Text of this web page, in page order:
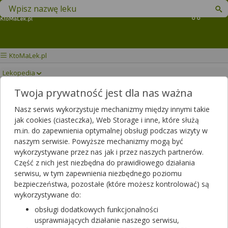
Koszyk
Znajdź lek w swojej okolicy
KtoMaLek.pl
Lekopedia
ZYBAN Drukuj/Zapisz
Zyban
Twoja prywatność jest dla nas ważna
Nasz serwis wykorzystuje mechanizmy między innymi takie
jak cookies (ciasteczka), Web Storage i inne, które służą
m.in. do zapewnienia optymalnej obsługi podczas wizyty w
naszym serwisie. Powyższe mechanizmy mogą być
wykorzystywane przez nas jak i przez naszych partnerów.
Część z nich jest niezbędna do prawidłowego działania
serwisu, w tym zapewnienia niezbędnego poziomu
bezpieczeństwa, pozostałe (które możesz kontrolować) są
wykorzystywane do:
obsługi dodatkowych funkcjonalności
usprawniających działanie naszego serwisu,